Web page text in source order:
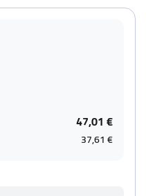
47,01 €
37,61 €